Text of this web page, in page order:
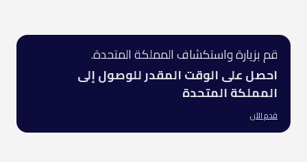
قم بزيارة واستكشاف المملكة المتحدة.
احصل على الوقت المقدر للوصول إلى
المملكة المتحدة
قدم الآن